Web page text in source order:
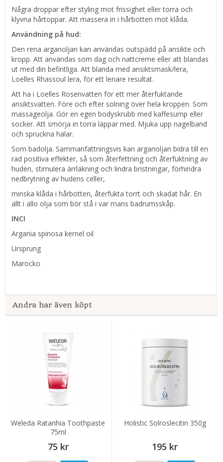
Några droppar efter styling mot frissighet eller torra och
klyvna hårtoppar. Att massera in i hårbotten mot klåda.
Användning på hud:
Den rena arganoljan kan användas outspädd på ansikte och
kropp. Att användas som dag och nattcreme eller att blandas
ut med din befintliga. Att blanda med ansiktsmask/lera,
Loelles Rhassoul lera, för ett lenare resultat.
Att ha i Loelles Rosenvatten för ett mer återfuktande
ansiktsvatten. Före och efter solning över hela kroppen. Som
massageolja. Gör en egen bodyskrubb med kaffesump eller
socker. Att smörja in torra läppar med. Mjuka upp nagelband
och spruckna hälar.
Som badolja. Sammanfattningsvis kan arganoljan bidra till en
rad positiva effekter, så som återfettning och återfuktning av
huden, stimulera ärrläkning och lindra bristningar, förhindra
nedbrytning av hudens celler,
minska klåda i hårbotten, återfukta torrt och skadat hår. En
allt i allo olja som bör stå i var mans badrumsskåp.
INCI
Argania spinosa kernel oil
Ursprung
Marocko
Andra har även köpt
Weleda Ratanhia Toothpaste
75ml
75 kr
Holistic Solroslecitin 350g
195 kr